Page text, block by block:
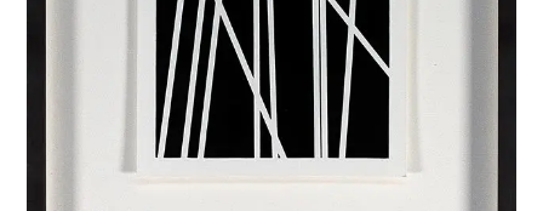
03_COLLAGES
04_DESSINS
05_MONOTYPE
06_ARCHIVES
CONTACT